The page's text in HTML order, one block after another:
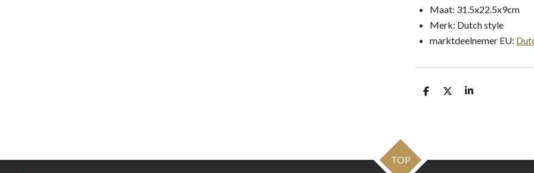
Maat: 31.5x22.5x9cm
Merk: Dutch style
marktdeelnemer EU:
D
D
S
TOP